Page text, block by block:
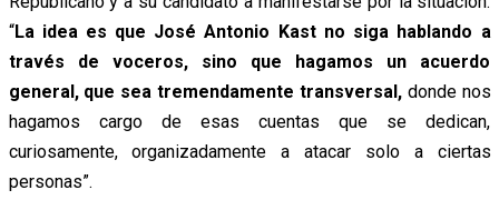
“La idea es que José Antonio Kast no siga hablando a
través de voceros, sino que hagamos un acuerdo
general, que sea tremendamente transversal,donde nos
hagamos cargo de esas cuentas que se dedican,
curiosamente, organizadamente a atacar solo a ciertas
personas”.